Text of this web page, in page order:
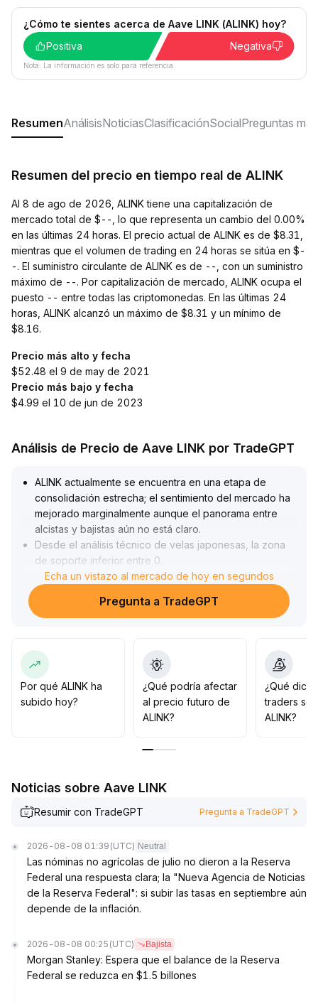
¿Cómo te sientes acerca de Aave LINK (ALINK) hoy?
Positiva
Negativa
Nota: La información es solo para referencia.
ResumenAnálisisNoticiasClasificaciónSocialPreguntas
Resumen del precio en tiempo real de ALINK
Al 8 de ago de 2026, ALINK tiene una capitalización de
mercado total de $--, lo que representa un cambio del 0.00%
en las últimas 24 horas. El precio actual de ALINK es de $8.31,
mientras que el volumen de trading en 24 horas se sitúa en $-
-. El suministro circulante de ALINK es de --, con un suministro
máximo de --. Por capitalización de mercado, ALINK ocupa el
puesto -- entre todas las criptomonedas. En las últimas 24
horas, ALINK alcanzó un máximo de $8.31 y un mínimo de
$8.16.
Precio más alto y fecha
$52.48 el 9 de may de 2021
Precio más bajo y fecha
$4.99 el 10 de jun de 2023
Análisis de Precio de Aave LINK por TradeGPT
ALINK actualmente se encuentra en una etapa de
consolidación estrecha; el sentimiento del mercado ha
mejorado marginalmente aunque el panorama entre
alcistas y bajistas aún no está claro.
Desde el análisis técnico de velas japonesas, la zona
de soporte inferior entre 0
162 y 0.
168 dólares ha demostrado ser efectiva en varias
ocasiones, mientras la resistencia primaria se encuentra
188 dólares
Si en el futuro el precio rompe con volumen la marca
de 0.
188 dólares, esto podría considerarse la confirmación
de un punto de inflexión emocional, permitiendo que la
Se recomienda observar el acompañamiento de
debajo de 0 .
152 dólares, por lo que es conveniente mantener una
Echa un vistazo al mercado de hoy en segundos
Pregunta a TradeGPT
Por qué ALINK ha
subido hoy?
¿Qué podría afectar
al precio futuro de
ALINK?
¿Qué
traders
ALINK?
Noticias sobre Aave LINK
Resumir con TradeGPT Pregunta a TradeGPT
2026-08-08 01:39 (UTC) Neutral
Las nóminas no agrícolas de julio no dieron a la Reserva
Federal una respuesta clara; la "Nueva Agencia de Noticias
de la Reserva Federal": si subir las tasas en septiembre aún
depende de la inflación.
2026-08-08 00:25 (UTC) Bajista
Morgan Stanley: Espera que el balance de la Reserva
Federal se reduzca en $1.5 billones